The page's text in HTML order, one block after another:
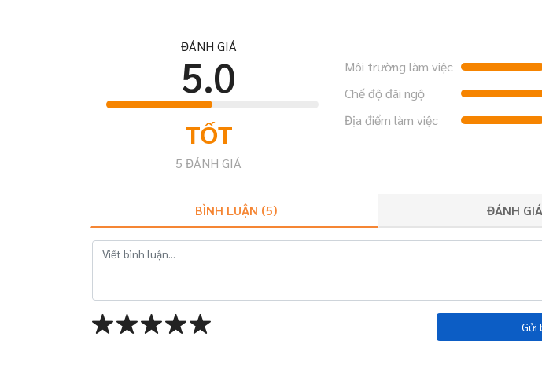
ĐÁNH GIÁ
5.0
TỐT
5 ĐÁNH GIÁ
Môi trường làm việc
Chế độ đãi ngộ
Địa điểm làm việc
BÌNH LUẬN (5) ĐÁNH
Gửi